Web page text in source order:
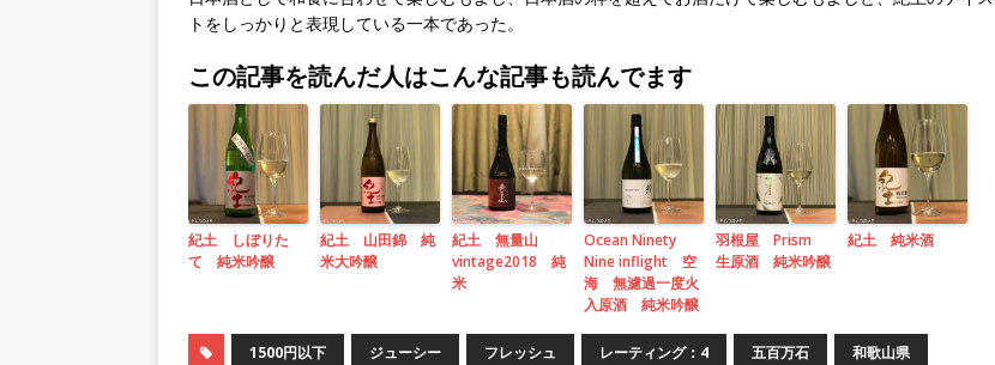
トをしっかりと表現している一本であった。
この記事を読んだ人はこんな記事も読んでます
紀土 しぼりた
て 純米吟醸
紀土 山田錦 純
米大吟醸
紀土 無量山
vintage2018 純
米
Ocean Ninety
Nine inflight 空
海 無濾過一度火
入原酒 純米吟醸
羽根屋 Prism
生原酒 純米吟醸
紀土 純米酒
1500円以下 ジューシー フレッシュ レーティング：4 五百万石 和歌山県